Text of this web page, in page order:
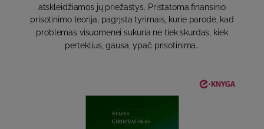
atskleidžiamos jų priežastys. Pristatoma finansinio
prisotinimo teorija, pagrįsta tyrimais, kurie parodė, kad
problemas visuomenei sukuria ne tiek skurdas, kiek
perteklius, gausa, ypač prisotinima..